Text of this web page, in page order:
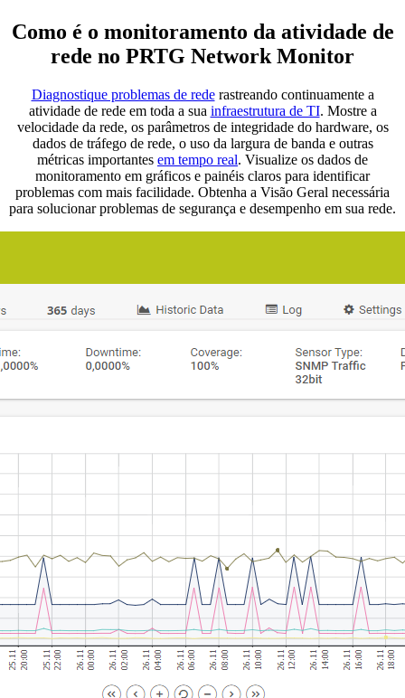
Como é o monitoramento da atividade de
rede no PRTG Network Monitor
Diagnostique problemas de rederastreando continuamente a
atividade de rede em toda a sua infraestrutura de TI. Mostre a
velocidade da rede, os parâmetros de integridade do hardware, os
dados de tráfego de rede, o uso da largura de banda e outras
métricas importantes em tempo real. Visualize os dados de
monitoramento em gráficos e painéis claros para identificar
problemas com mais facilidade. Obtenha a Visão Geral necessária
para solucionar problemas de segurança e desempenho em sua rede.